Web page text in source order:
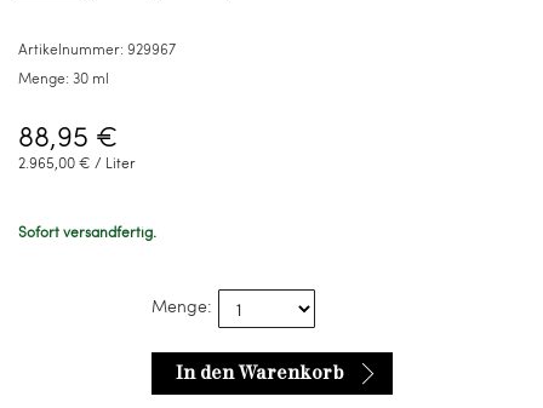
Artikelnummer: 929967
Menge: 30 ml
88,95 €
2.965,00 € / Liter
Sofort versandfertig.
Menge:
In den Warenkorb